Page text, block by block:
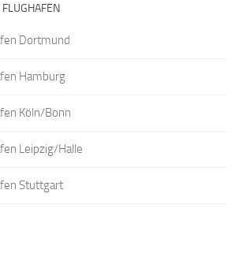
Dortmund
Hamburg
Köln/Bonn
Leipzig/Halle
Stuttgart